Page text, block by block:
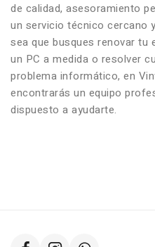
de calidad, asesoramiento
un servicio técnico cercano
sea que busques renovar tu
un PC a medida o resolver
problema informático, en
encontrarás un equipo
dispuesto a ayudarte.